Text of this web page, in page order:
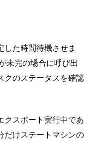
した時間待機させま
未完の場合に呼び出
クのステータスを確認
クスポート実行中であ
だけステートマシンの